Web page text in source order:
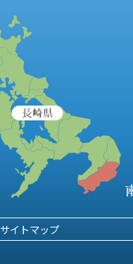
サイトマップ